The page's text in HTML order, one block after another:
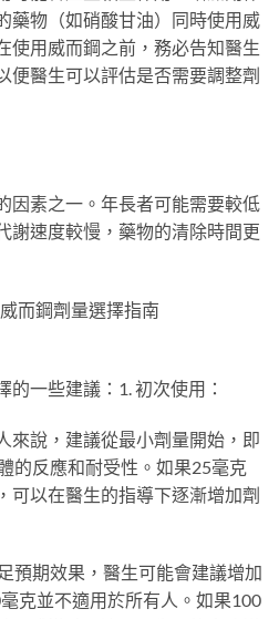
藥物（如硝酸甘油）同時使用威
使用威而鋼之前，務必告知醫生
便醫生可以評估是否需要調整劑
因素之一。年長者可能需要較低
謝速度較慢，藥物的清除時間更
而鋼劑量選擇指南
一些建議：1. 初次使用：
來說，建議從最小劑量開始，即
的反應和耐受性。如果25毫克
可以在醫生的指導下逐漸增加劑
預期效果，醫生可能會建議增加
克並不適用於所有人。如果100